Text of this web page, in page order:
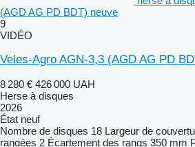
(AGD AG PD BDT) neuve
9
VIDÉO
Veles-Agro AGN-3,3 (AGD AG PD
8 280 € 426 000 UAH
Herse à disques
2026
État neuf
Nombre de disques 18 Largeur de
rangées 2 Écartement des rangs 350 mm